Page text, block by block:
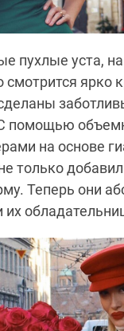
пухлые уста,
смотрится ярко
помощью
на основе
только
Теперь они